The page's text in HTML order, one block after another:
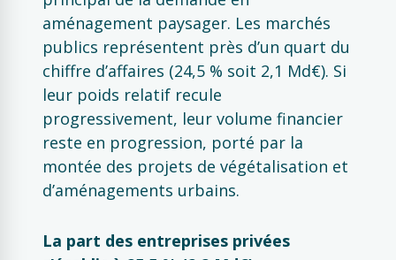
aménagement paysager. Les marchés
publics représentent près d’un quart du
chiffre d’affaires (24,5 % soit 2,1 Md€). Si
leur poids relatif recule
progressivement, leur volume financier
reste en progression, porté par la
montée des projets de végétalisation et
d’aménagements urbains.
La part des entreprises privées